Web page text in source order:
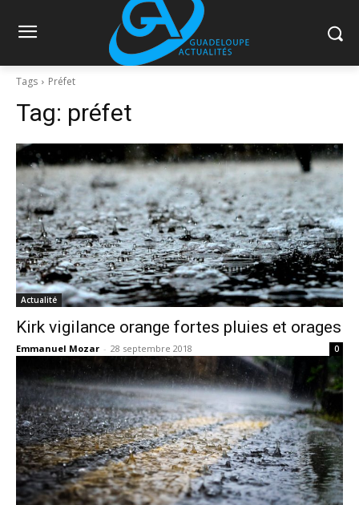
Tags Préfet
Tag: préfet
Actualité
Kirk vigilance orange fortes pluies et orages
Emmanuel Mozar - 28 septembre 2018 0